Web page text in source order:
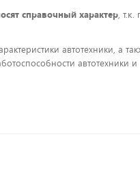
справочный характер,
автотехники,
автотехники